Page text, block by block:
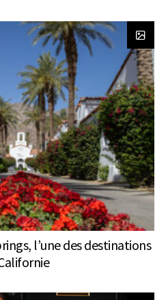
l’une des destinations